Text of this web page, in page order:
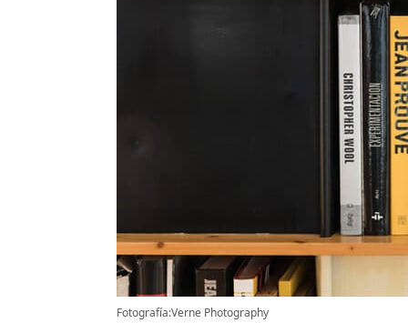
Fotografía:Verne Photography